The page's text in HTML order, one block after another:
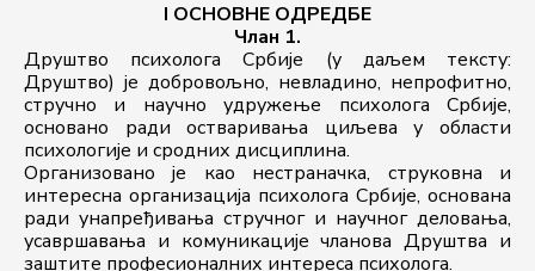
I ОСНОВНЕ ОДРЕДБЕ
Члан 1.
Друштво психолога Србије (у даљем тексту:
Друштво) је добровољно, невладино, непрофитно,
стручно и научно удружење психолога Србије,
основано ради остваривања циљева у области
психологије и сродних дисциплина.
Организовано је као нестраначка, струковна и
интересна организација психолога Србије, основана
ради унапређивања стручног и научног деловања,
усавршавања и комуникације чланова Друштва и
заштите професионалних интереса психолога.